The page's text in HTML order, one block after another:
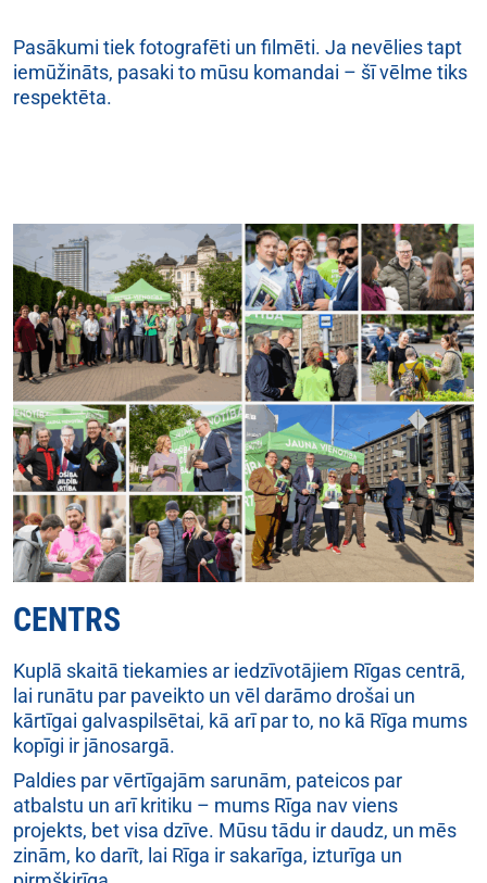
Pasākumi tiek fotografēti un filmēti. Ja nevēlies tapt
iemūžināts, pasaki to mūsu komandai – šī vēlme tiks
respektēta.
CENTRS
Kuplā skaitā tiekamies ar iedzīvotājiem Rīgas centrā,
lai runātu par paveikto un vēl darāmo drošai un
kārtīgai galvaspilsētai, kā arī par to, no kā Rīga mums
kopīgi ir jānosargā.
Paldies par vērtīgajām sarunām, pateicos par
atbalstu un arī kritiku – mums Rīga nav viens
projekts, bet visa dzīve. Mūsu tādu ir daudz, un mēs
zinām, ko darīt, lai Rīga ir sakarīga, izturīga un